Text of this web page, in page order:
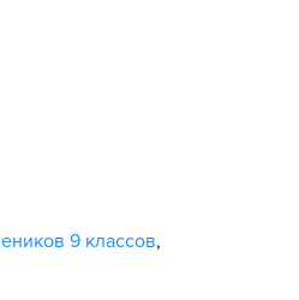
9 классов,